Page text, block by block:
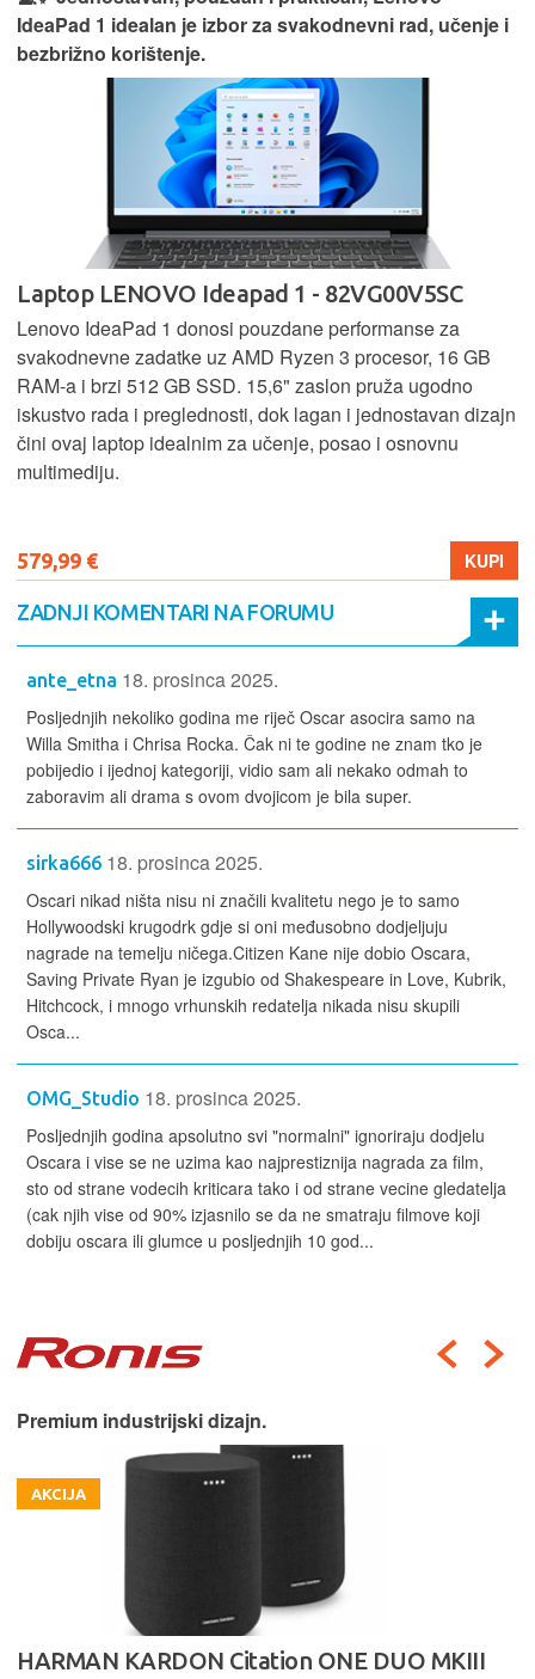
IdeaPad 1 idealan je izbor za svakodnevni rad, učenje i
bezbrižno korištenje.
Laptop LENOVO Ideapad 1 - 82VG00V5SC
Lenovo IdeaPad 1 donosi pouzdane performanse za
svakodnevne zadatke uz AMD Ryzen 3 procesor, 16 GB
RAM-a i brzi 512 GB SSD. 15,6" zaslon pruža ugodno
iskustvo rada i preglednosti, dok lagan i jednostavan dizajn
čini ovaj laptop idealnim za učenje, posao i osnovnu
multimediju.
579,99 € KUPI
ZADNJI KOMENTARI NA FORUMU
ante_etna 18. prosinca 2025.
Posljednjih nekoliko godina me riječ Oscar asocira samo na
Willa Smitha i Chrisa Rocka. Čak ni te godine ne znam tko je
pobijedio i ijednoj kategoriji, vidio sam ali nekako odmah to
zaboravim ali drama s ovom dvojicom je bila super.
sirka666 18. prosinca 2025.
Oscari nikad ništa nisu ni značili kvalitetu nego je to samo
Hollywoodski krugodrk gdje si oni međusobno dodjeljuju
nagrade na temelju ničega.Citizen Kane nije dobio Oscara,
Saving Private Ryan je izgubio od Shakespeare in Love, Kubrik,
Hitchcock, i mnogo vrhunskih redatelja nikada nisu skupili
Osca...
OMG_Studio 18. prosinca 2025.
Posljednjih godina apsolutno svi "normalni" ignoriraju dodjelu
Oscara i vise se ne uzima kao najprestiznija nagrada za film,
sto od strane vodecih kriticara tako i od strane vecine gledatelja
(cak njih vise od 90% izjasnilo se da ne smatraju filmove koji
dobiju oscara ili glumce u posljednjih 10 god...
Premium industrijski dizajn.
AKCIJA
HARMAN KARDON Citation ONE DUO MKIII